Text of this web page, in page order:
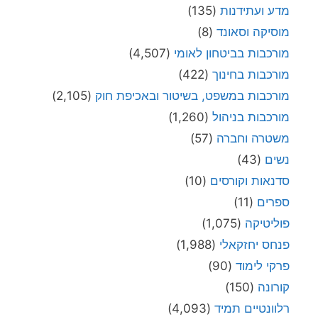
מדע ועתידנות (135)
מוסיקה וסאונד (8)
מורכבות בביטחון לאומי (4,507)
מורכבות בחינוך (422)
מורכבות במשפט, בשיטור ובאכיפת חוק (2,105)
מורכבות בניהול (1,260)
משטרה וחברה (57)
נשים (43)
סדנאות וקורסים (10)
ספרים (11)
פוליטיקה (1,075)
פנחס יחזקאלי (1,988)
פרקי לימוד (90)
קורונה (150)
רלוונטיים תמיד (4,093)